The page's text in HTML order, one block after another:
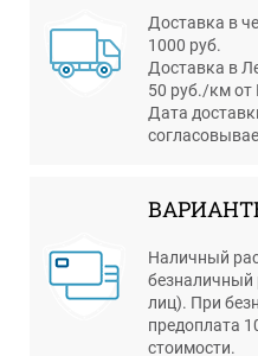
Доставка в
1000 руб.
Доставка в
50 руб./км от
Дата
Наличный
безналичный
лиц). При
предоплата
стоимости.